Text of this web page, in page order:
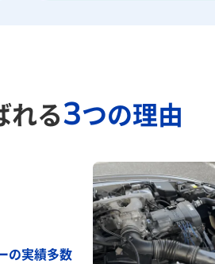
れる3つの理由
の実績多数